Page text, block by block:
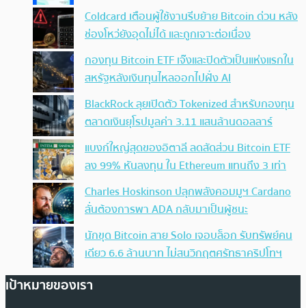
Coldcard เตือนผู้ใช้งานรีบย้าย Bitcoin ด่วน หลัง
ช่องโหว่ยังอุดไม่ได้ และถูกเจาะต่อเนื่อง
กองทุน Bitcoin ETF เจ๊งและปิดตัวเป็นแห่งแรกใน
สหรัฐหลังเงินทุนไหลออกไปฝั่ง AI
BlackRock ลุยเปิดตัว Tokenized สำหรับกองทุน
ตลาดเงินยุโรปมูลค่า 3.11 แสนล้านดอลลาร์
แบงก์ใหญ่สุดของอิตาลี ลดสัดส่วน Bitcoin ETF
ลง 99% หันลงทุน ใน Ethereum แทนถึง 3 เท่า
Charles Hoskinson ปลุกพลังคอมมูฯ Cardano
ลั่นต้องการพา ADA กลับมาเป็นผู้ชนะ
นักขุด Bitcoin สาย Solo เจอบล็อก รับทรัพย์คน
เดียว 6.6 ล้านบาท ไม่สนวิกฤตศรัทธาคริปโทฯ
เป้าหมายของเรา